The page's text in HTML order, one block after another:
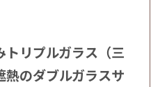
トリプルガラス（三
のダブルガラスサ